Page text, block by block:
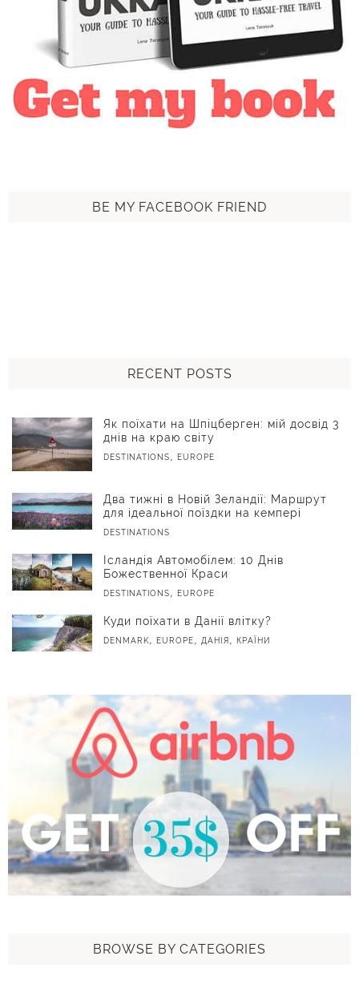
BE MY FACEBOOK FRIEND
RECENT POSTS
Як поїхати на Шпіцберген: мій досвід 3
днів на краю світу
DESTINATIONS EUROPE
Два тижні в Новій Зеландії: Маршрут
для ідеальної поїздки на кемпері
DESTINATIONS
Ісландія Автомобілем: 10 Днів
Божественної Краси
DESTINATIONS EUROPE
Куди поїхати в Данії влітку?
DENMARK EUROPE ДАНІЯ КРАЇНИ
BROWSE BY CATEGORIES